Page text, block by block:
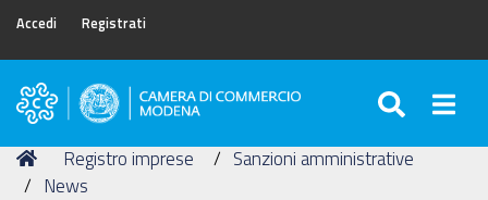
Accedi Registrati
Camera
Commercio
di
Tu
sei
Home
Registro imprese
Sanzioni amministrative
News